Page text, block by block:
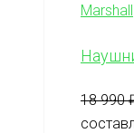
Marshall
18 990